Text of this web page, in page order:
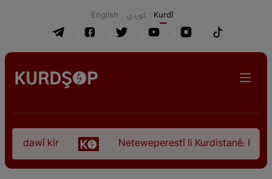
English كوردی Kurdî
dawî kir Neteweperestî li Kurdistanê: